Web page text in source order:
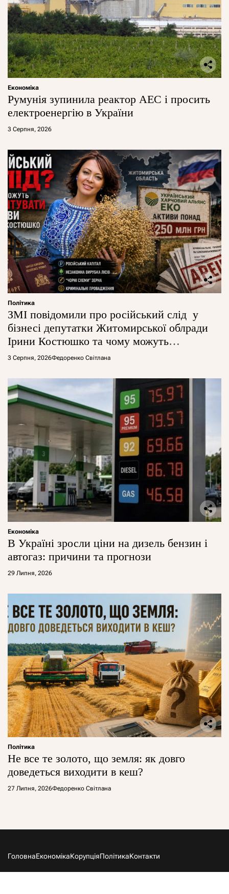
Економіка
Румунія зупинила реактор АЕС і просить
електроенергію в України
3 Серпня, 2026
Політика
ЗМІ повідомили про російський слід у
бізнесі депутатки Житомирської облради
Ірини Костюшко та чому можуть
арештувати її активи
3 Серпня, 2026Федоренко Світлана
Економіка
В Україні зросли ціни на дизель бензин і
автогаз: причини та прогнози
29 Липня, 2026
Політика
Не все те золото, що земля: як довго
доведеться виходити в кеш?
27 Липня, 2026Федоренко Світлана
ГоловнаЕкономікаКорупціяПолітикаКонтакти